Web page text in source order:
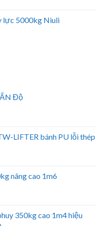
lực 5000kg Niuli
Độ
LIFTER bánh PU lỗi thép
nâng cao 1m6
350kg cao 1m4 hiệu